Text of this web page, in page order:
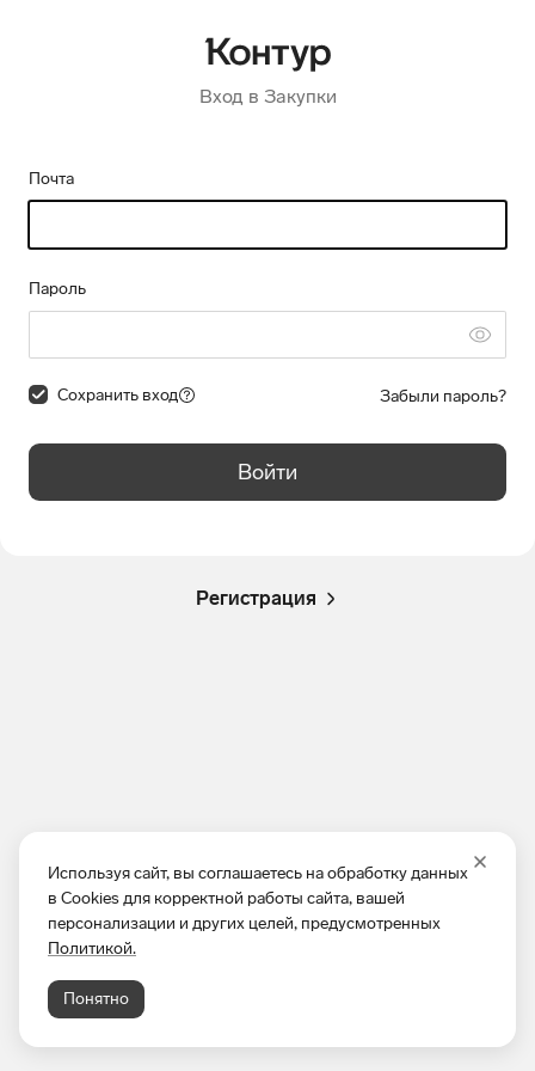
Используя сайт, вы соглашаетесь на обработку данных
в Cookies для корректной работы сайта, вашей
персонализации и других целей, предусмотренных
Политикой.
Понятно
Вход в Закупки
Почта
Пароль
Сохранить вход Забыли пароль?
Войти
Регистрация